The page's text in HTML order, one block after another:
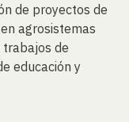
de proyectos de
agrosistemas
trabajos de
educación y